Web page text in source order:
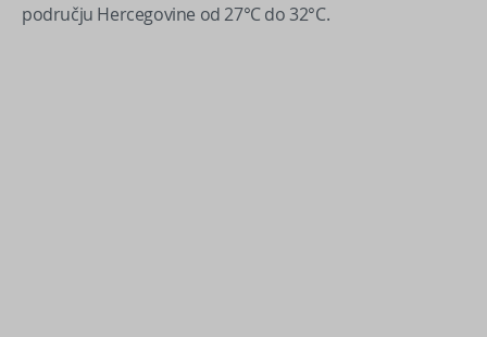
području Hercegovine od 27°C do 32°C.